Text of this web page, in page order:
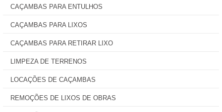
CAÇAMBAS PARA ENTULHOS
CAÇAMBAS PARA LIXOS
CAÇAMBAS PARA RETIRAR LIXO
LIMPEZA DE TERRENOS
LOCAÇÕES DE CAÇAMBAS
REMOÇÕES DE LIXOS DE OBRAS